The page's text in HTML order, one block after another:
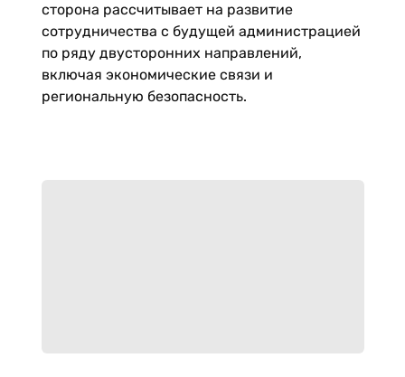
сторона рассчитывает на развитие
сотрудничества с будущей администрацией
по ряду двусторонних направлений,
включая экономические связи и
региональную безопасность.